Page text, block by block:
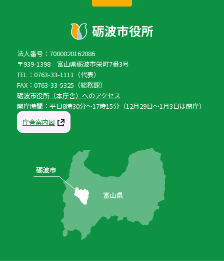
法人番号：7000020162086
〒939-1398 富山県砺波市栄町7番3号
TEL：0763-33-1111（代表）
FAX：0763-33-5325（総務課）
砺波市役所（本庁舎）へのアクセス
開庁時間：平日8時30分〜17時15分（12月29日〜1月3日は閉庁）
庁舎案内図